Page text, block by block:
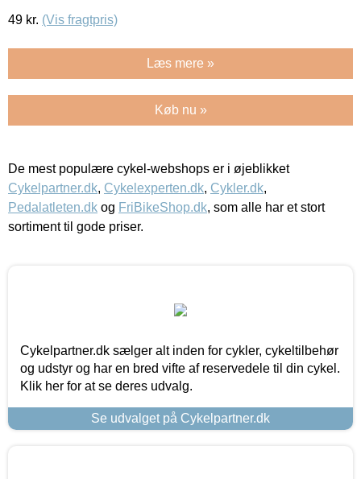
49 kr. (Vis fragtpris)
Læs mere »
Køb nu »
De mest populære cykel-webshops er i øjeblikket
Cykelpartner.dk, Cykelexperten.dk, Cykler.dk,
Pedalatleten.dk og FriBikeShop.dk, som alle har et stort
sortiment til gode priser.
Cykelpartner.dk sælger alt inden for cykler, cykeltilbehør
og udstyr og har en bred vifte af reservedele til din cykel.
Klik her for at se deres udvalg.
Se udvalget på Cykelpartner.dk